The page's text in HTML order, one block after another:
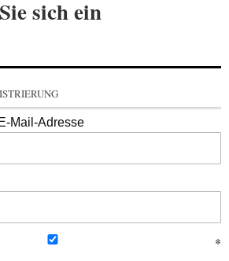
sich ein
Mail-Adresse